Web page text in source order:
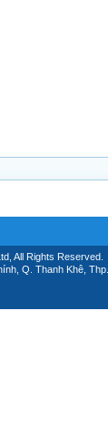
All Rights Reserved.
Q. Thanh Khê,